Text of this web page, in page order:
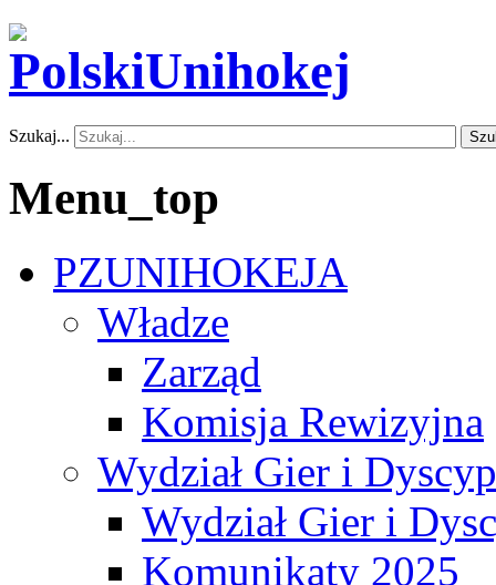
Szukaj...
Menu_top
PZUNIHOKEJA
Władze
Zarząd
Komisja Rewizyjna
Wydział Gier i
Wydział Gier i
Komunikaty 2025